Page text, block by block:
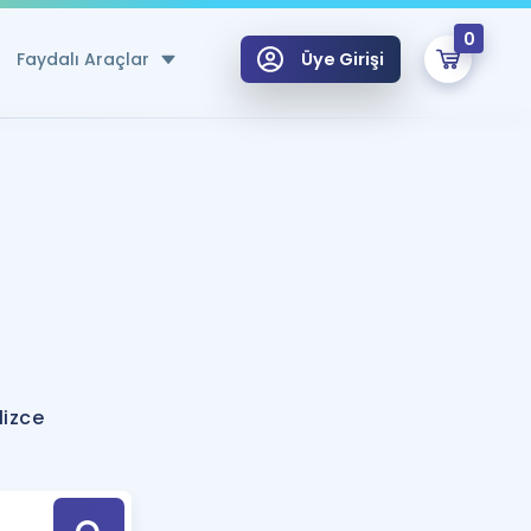
Faydalı Araçlar
Hesaplama Aracı
için Öneriler
Tek Takvimde
Üye Girişi
0